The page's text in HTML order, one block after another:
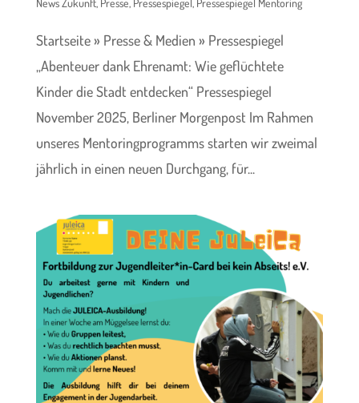
Startseite » Presse & Medien » Pressespiegel
„Abenteuer dank Ehrenamt: Wie geflüchtete
Kinder die Stadt entdecken“ Pressespiegel
November 2025, Berliner Morgenpost Im Rahmen
unseres Mentoringprogramms starten wir zweimal
jährlich in einen neuen Durchgang, für...